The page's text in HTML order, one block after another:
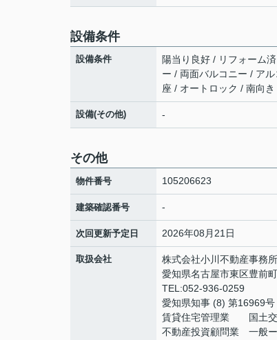
設備条件
設備条件
陽当り良好 / リフォーム
ー / 両面バルコニー / ア
座 / オートロック / 南向き
設備(その他) -
その他
物件番号 105206623
建築確認番号 -
次回更新予定日 2026年08月21日
取扱会社
株式会社小川不動産事務所
愛知県名古屋市東区豊前
TEL:052-936-0259
愛知県知事 (8) 第16969号
賃貸住宅管理業 国土交
不動産投資顧問業 一般